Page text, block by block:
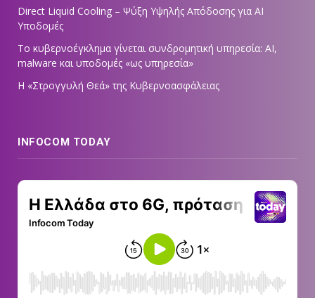
Direct Liquid Cooling – Ψύξη Υψηλής Απόδοσης για AI
Υποδομές
Το κυβερνοέγκλημα γίνεται συνδρομητική υπηρεσία: AI,
malware και υποδομές «ως υπηρεσία»
Η «Στρογγυλή Θεά» της Κυβερνοασφάλειας
INFOCOM TODAY